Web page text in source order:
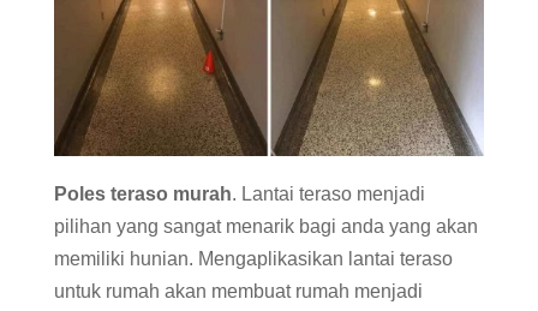
Poles teraso murah. Lantai teraso menjadi
pilihan yang sangat menarik bagi anda yang akan
memiliki hunian. Mengaplikasikan lantai teraso
untuk rumah akan membuat rumah menjadi